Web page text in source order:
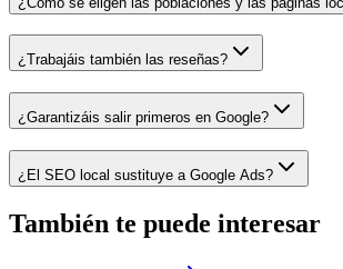
¿Trabajáis también las reseñas?
¿Garantizáis salir primeros en Google?
¿El SEO local sustituye a Google Ads?
También te puede interesar